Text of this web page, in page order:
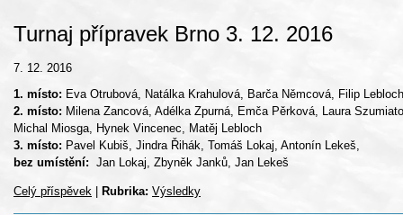
Turnaj přípravek Brno 3. 12. 2016
7. 12. 2016
1. místo: Eva Otrubová, Natálka Krahulová, Barča Němcová, Filip
2. místo: Milena Zancová, Adélka Zpurná, Emča Pěrková, Laura
Michal Miosga, Hynek Vincenec, Matěj Lebloch
3. místo: Pavel Kubiš, Jindra Řihák, Tomáš Lokaj, Antonín Lekeš,
bez umístění: Jan Lokaj, Zbyněk Janků, Jan Lekeš
Celý příspěvek Rubrika: Výsledky